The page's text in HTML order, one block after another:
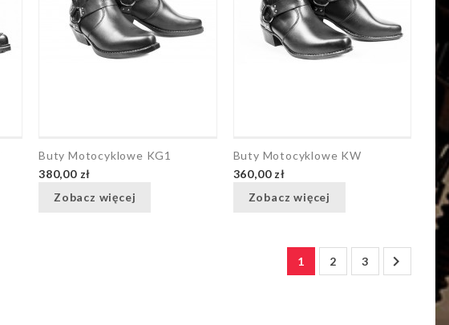
Buty Motocyklowe KG1
380,00 zł
Zobacz więcej
Buty Motocyklowe KW
360,00 zł
Zobacz więcej
1 2 3 